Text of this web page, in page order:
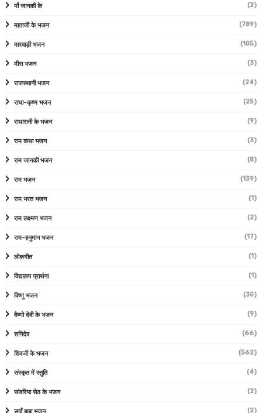
माँ जानकी के (2)
माताजी के भजन (789)
मारवाड़ी भजन (105)
मीरा भजन (3)
राजस्थानी भजन (24)
राधा-कृष्ण भजन (25)
राधारानी के भजन (9)
राम कथा भजन (3)
राम जानकी भजन (8)
राम भजन (139)
राम भरत भजन (1)
राम लक्ष्मण भजन (2)
राम-हनुमान भजन (17)
लोकगीत (1)
विद्यालय प्रार्थना (1)
विष्णु भजन (30)
वैष्णो देवी के भजन (9)
शनिदेव (66)
शिवजी के भजन (562)
संस्कृत में स्तुति (4)
सांवरिया सेठ के भजन (2)
(2)